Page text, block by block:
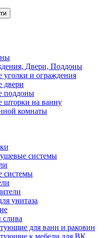
Двери, Поддоны
и ограждения
двери
поддоны
шторки на ванну
комнаты
системы
системы
унитаза
для ванн и раковин
к мебели для ВК